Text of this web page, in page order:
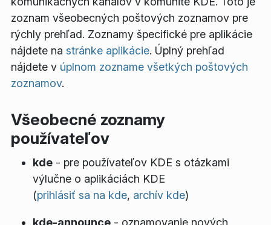
zoznam všeobecných poštových zoznamov pre
rýchly prehľad. Zoznamy špecifické pre aplikácie
nájdete na stránke aplikácie. Úplný prehľad
nájdete v úplnom zozname všetkých poštových
zoznamov.
Všeobecné zoznamy
používateľov
kde - pre používateľov KDE s otázkami
výlučne o aplikáciách KDE
(prihlásiť sa na kde, archív kde)
kde-announce - oznamovanie nových